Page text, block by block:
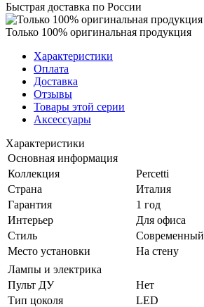
Быстрая доставка по России
Только 100% оригинальная продукция
Характеристики
Оплата
Доставка
Отзывы
Товары этой серии
Аксессуары
Характеристики
Основная информация
Коллекция
Percetti
Страна
Италия
Гарантия
1 год
Интерьер
Для офиса
Стиль
Современный
Место установки
На стену
Лампы и электрика
Пульт ДУ
Нет
Тип цоколя
LED